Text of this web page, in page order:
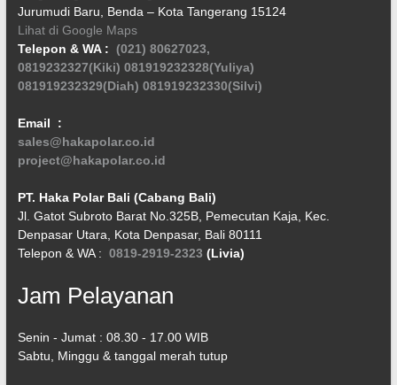
Jurumudi Baru, Benda – Kota Tangerang 15124
Lihat di Google Maps
Telepon & WA : (021) 80627023,
0819232327(Kiki) 081919232328(Yuliya)
081919232329(Diah) 081919232330(Silvi)
Email :
sales@hakapolar.co.id
project@hakapolar.co.id
PT. Haka Polar Bali (Cabang Bali)
Jl. Gatot Subroto Barat No.325B, Pemecutan Kaja, Kec.
Denpasar Utara, Kota Denpasar, Bali 80111
Telepon & WA : 0819-2919-2323 (Livia)
Jam Pelayanan
Senin - Jumat : 08.30 - 17.00 WIB
Sabtu, Minggu & tanggal merah tutup